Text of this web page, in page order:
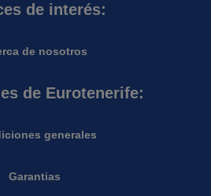
de interés:
de nosotros
de Eurotenerife:
generales
Garantias